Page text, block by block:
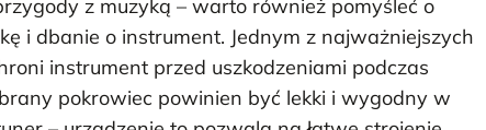
z muzyką – warto również pomyśleć o
i dbanie o instrument. Jednym z najważniejszych
instrument przed uszkodzeniami podczas
pokrowiec powinien być lekki i wygodny w